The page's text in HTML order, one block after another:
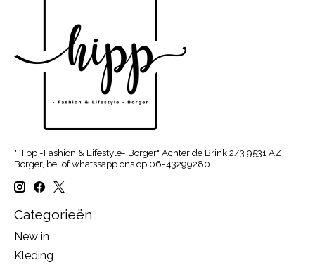
"Hipp -Fashion & Lifestyle- Borger" Achter de Brink 2/3 9531 AZ
Borger, bel of whatssapp ons op 06-43299280
Categorieën
New in
Kleding